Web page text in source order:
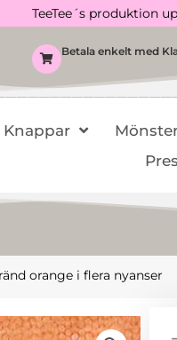
TeeTee´s produktion
Betala enkelt med
Knappar
orange i flera nyanser